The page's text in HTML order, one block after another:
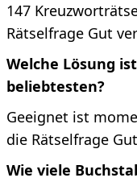
147
Rätselfrage Gut
Welche Lösung
beliebtesten?
Geeignet ist
die Rätselfrage
Wie viele